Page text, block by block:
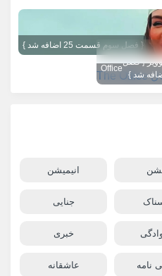
{ فصل سوم قسمت 25 اضافه شد }
تگ تصویر عوض شد 1080
{ فصل
The
Office
انیمیشن
جنایی
خبری
نامه عاشقانه